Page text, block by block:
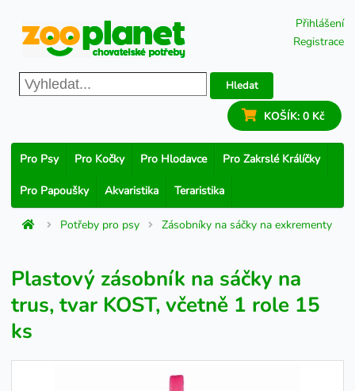
Přihlášení
Registrace
Hledat
KOŠÍK: 0 Kč
Pro Psy Pro Kočky Pro Hlodavce Pro Zakrslé Králíčky
Pro Papoušky Akvaristika Teraristika
Potřeby pro psy Zásobníky na sáčky na exkrementy
Plastový zásobník na sáčky na
trus, tvar KOST, včetně 1 role 15
ks